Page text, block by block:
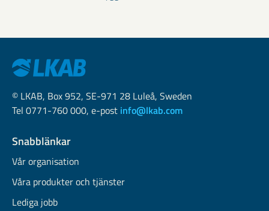
© LKAB, Box 952, SE-971 28 Luleå, Sweden
Tel 0771-760 000, e-post info@lkab.com
Snabblänkar
Vår organisation
Våra produkter och tjänster
Lediga jobb